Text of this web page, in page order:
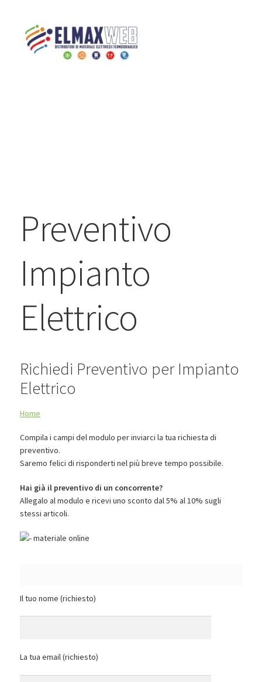
Servizi
BLOG
Contatti & Assistenza
Accedi/Registrati
Home Preventivo Impianto Elettrico
Preventivo
Impianto
Elettrico
Richiedi Preventivo per Impianto
Elettrico
Home
Compila i campi del modulo per inviarci la tua richiesta di
preventivo.
Saremo felici di risponderti nel più breve tempo possibile.
Hai già il preventivo di un concorrente?
Allegalo al modulo e ricevi uno sconto dal 5% al 10% sugli
stessi articoli.
Il tuo nome (richiesto)
La tua email (richiesto)